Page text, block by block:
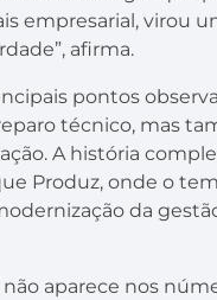
empresarial, virou
afirma.
pontos
técnico, mas
A história
Produz, onde o
da
aparece nos